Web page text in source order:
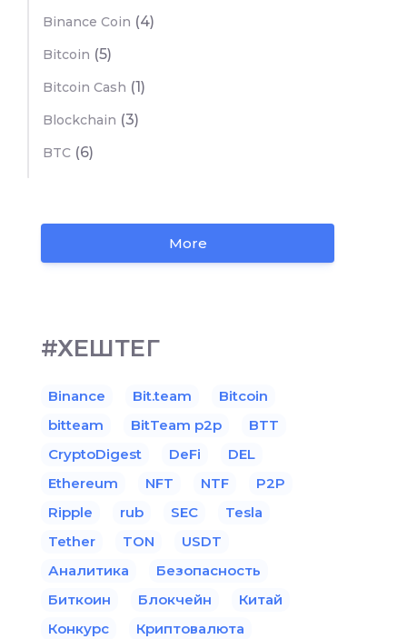
Binance Coin (4)
Bitcoin (5)
Bitcoin Cash (1)
Blockchain (3)
BTC (6)
More
#ХЕШТЕГ
Binance Bit.team
Bitcoin
bitteam
BitTeam p2p
BTT
CryptoDigest
DeFi
DEL
Ethereum
NFT NTF
P2P
Ripple
rub SEC
Tesla
Tether
TON
USDT
Аналитика
Безопасность
Биткоин
Блокчейн
Китай
Конкурс
Криптовалюта